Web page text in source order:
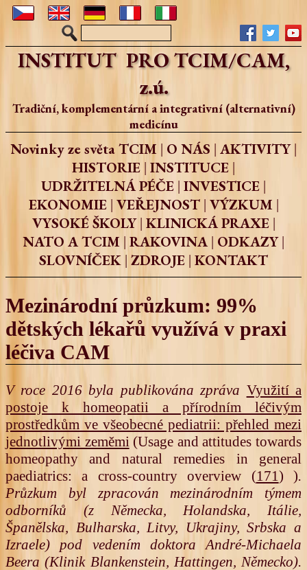
INSTITUT PRO TCIM/CAM,
z.ú.
Tradiční, komplementární a integrativní (alternativní)
medicínu
Novinky ze světa TCIM | O NÁS | AKTIVITY|
HISTORIE | INSTITUCE |
UDRŽITELNÁ PÉČE | INVESTICE |
EKONOMIE| VEŘEJNOST| VÝZKUM|
VYSOKÉ ŠKOLY| KLINICKÁ PRAXE|
NATO A TCIM| RAKOVINA| ODKAZY|
SLOVNÍČEK | ZDROJE | KONTAKT
Mezinárodní průzkum: 99%
dětských lékařů využívá v praxi
léčiva CAM
V roce 2016 byla publikována zpráva Využití a
postoje k homeopatii a přírodním léčivým
prostředkům ve všeobecné pediatrii: přehled mezi
jednotlivými zeměmi(Usage and attitudes towards
homeopathy and natural remedies in general
paediatrics: a cross-country overview (171) ).
Průzkum byl zpracován mezinárodním týmem
odborníků (z Německa, Holandska, Itálie,
Španělska, Bulharska, Litvy, Ukrajiny, Srbska a
Izraele) pod vedením doktora André-Michaela
Beera (Klinik Blankenstein, Hattingen, Německo).